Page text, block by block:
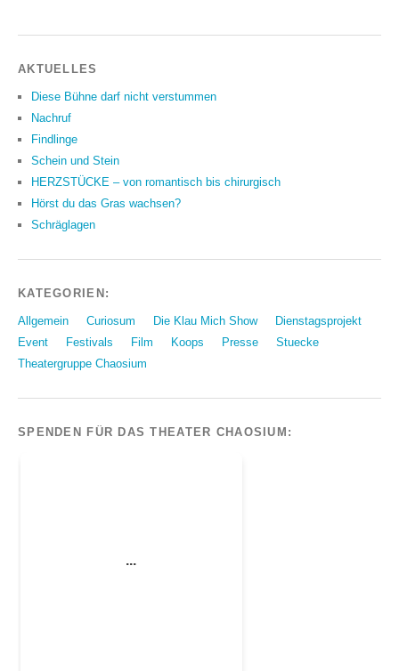
AKTUELLES
Diese Bühne darf nicht verstummen
Nachruf
Findlinge
Schein und Stein
HERZSTÜCKE – von romantisch bis chirurgisch
Hörst du das Gras wachsen?
Schräglagen
KATEGORIEN:
Allgemein Curiosum Die Klau Mich Show
Dienstagsprojekt
Event
Festivals Film Koops Presse
Stuecke
Theatergruppe Chaosium
SPENDEN FÜR DAS THEATER CHAOSIUM: